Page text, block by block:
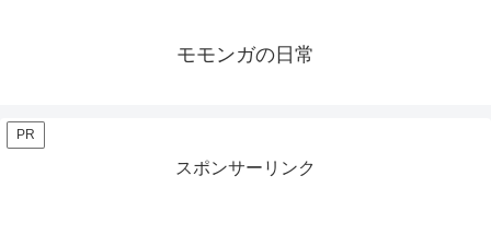
モモンガの日常
PR
スポンサーリンク